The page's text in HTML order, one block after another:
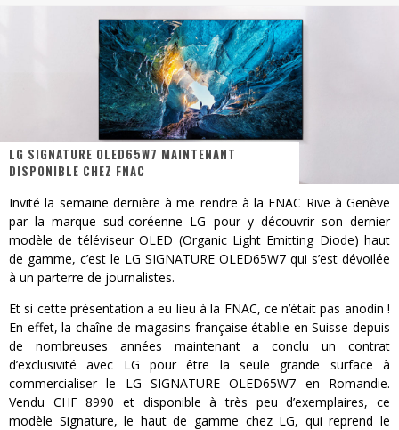
« Mon Village Révolté » - Combattre un Projet !
« Le Béton et le Bambou / Propositions pour Mayotte et le Monde. » - Améliorations !
Star Fox
PsyRiver 2026 : la magie revient sur les rives de l’Aar
« Dr Wertham / L’homme qui étudia les tueurs en série » - Un Métier à Risque !
Assassin's Creed Black Flag Resynced
« Damn Them All » - Un duo de Choc !
LG SIGNATURE OLED65W7 MAINTENANT
DISPONIBLE CHEZ FNAC
Invité la semaine dernière à me rendre à la FNAC Rive à Genève
par la marque sud-coréenne LG pour y découvrir son dernier
modèle de téléviseur OLED (Organic Light Emitting Diode) haut
de gamme, c’est le LG SIGNATURE OLED65W7 qui s’est dévoilée
à un parterre de journalistes.
Et si cette présentation a eu lieu à la FNAC, ce n’était pas anodin !
En effet, la chaîne de magasins française établie en Suisse depuis
de nombreuses années maintenant a conclu un contrat
d’exclusivité avec LG pour être la seule grande surface à
commercialiser le LG SIGNATURE OLED65W7 en Romandie.
Vendu CHF 8990 et disponible à très peu d’exemplaires, ce
modèle Signature, le haut de gamme chez LG, qui reprend le